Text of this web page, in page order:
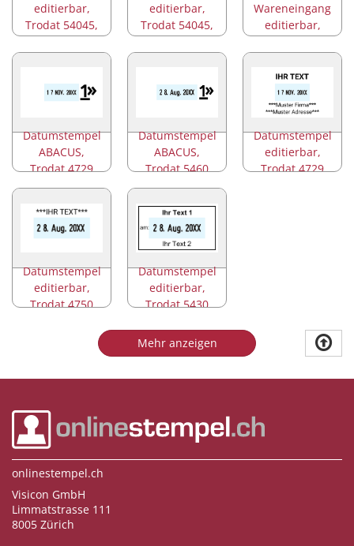
editierbar,
Trodat 54045,
4.5cm
editierbar,
Trodat 54045,
4cm
Wareneingang
editierbar,
Trodat 5440
Datumstempel
ABACUS,
Trodat 4729
Datumstempel
ABACUS,
Trodat 5460
Datumstempel
editierbar,
Trodat 4729
Datumstempel
editierbar,
Trodat 4750
Datumstempel
editierbar,
Trodat 5430
Mehr anzeigen
onlinestempel.ch
Visicon GmbH
Limmatstrasse 111
8005 Zürich